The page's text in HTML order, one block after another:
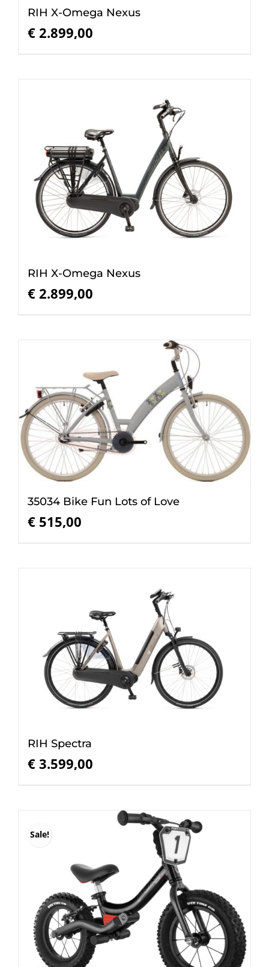
RIH X-Omega Nexus
€ 2.899,00
RIH X-Omega Nexus
€ 2.899,00
35034 Bike Fun Lots of Love
€ 515,00
RIH Spectra
€ 3.599,00
Sale!